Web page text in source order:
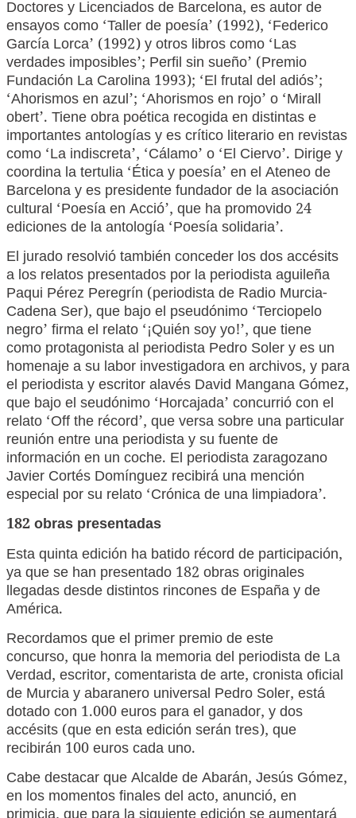
Doctores y Licenciados de Barcelona, es autor de
ensayos como ‘Taller de poesía’ (1992), ‘Federico
García Lorca’ (1992) y otros libros como ‘Las
verdades imposibles’; Perfil sin sueño’ (Premio
Fundación La Carolina 1993); ‘El frutal del adiós’;
‘Ahorismos en azul’; ‘Ahorismos en rojo’ o ‘Mirall
obert’. Tiene obra poética recogida en distintas e
importantes antologías y es crítico literario en revistas
como ‘La indiscreta’, ‘Cálamo’ o ‘El Ciervo’. Dirige y
coordina la tertulia ‘Ética y poesía’ en el Ateneo de
Barcelona y es presidente fundador de la asociación
cultural ‘Poesía en Acció’, que ha promovido 24
ediciones de la antología ‘Poesía solidaria’.
El jurado resolvió también conceder los dos accésits
a los relatos presentados por la periodista aguileña
Paqui Pérez Peregrín (periodista de Radio Murcia-
Cadena Ser), que bajo el pseudónimo ‘Terciopelo
negro’ firma el relato ‘¡Quién soy yo!’, que tiene
como protagonista al periodista Pedro Soler y es un
homenaje a su labor investigadora en archivos, y para
el periodista y escritor alavés David Mangana Gómez,
que bajo el seudónimo ‘Horcajada’ concurrió con el
relato ‘Off the récord’, que versa sobre una particular
reunión entre una periodista y su fuente de
información en un coche. El periodista zaragozano
Javier Cortés Domínguez recibirá una mención
especial por su relato ‘Crónica de una limpiadora’.
182 obras presentadas
Esta quinta edición ha batido récord de participación,
ya que se han presentado 182 obras originales
llegadas desde distintos rincones de España y de
América.
Recordamos que el primer premio de este
concurso, que honra la memoria del periodista de La
Verdad, escritor, comentarista de arte, cronista oficial
de Murcia y abaranero universal Pedro Soler, está
dotado con 1.000 euros para el ganador, y dos
accésits (que en esta edición serán tres), que
recibirán 100 euros cada uno.
Cabe destacar que Alcalde de Abarán, Jesús Gómez,
en los momentos finales del acto, anunció, en